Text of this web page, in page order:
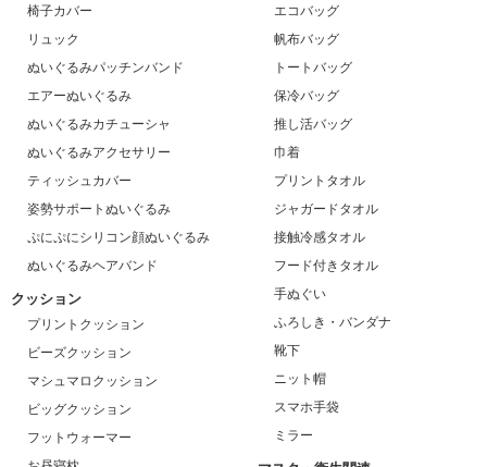
椅子カバー
リュック
ぬいぐるみパッチンバンド
エアーぬいぐるみ
ぬいぐるみカチューシャ
ぬいぐるみアクセサリー
ティッシュカバー
姿勢サポートぬいぐるみ
ぷにぷにシリコン顔ぬいぐるみ
ぬいぐるみヘアバンド
クッション
プリントクッション
ビーズクッション
マシュマロクッション
ビッグクッション
フットウォーマー
エコバッグ
帆布バッグ
トートバッグ
保冷バッグ
推し活バッグ
巾着
プリントタオル
ジャガードタオル
接触冷感タオル
フード付きタオル
手ぬぐい
ふろしき・バンダナ
靴下
ニット帽
スマホ手袋
ミラー